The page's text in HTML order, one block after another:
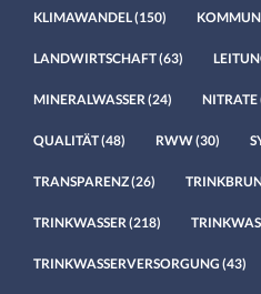
KLIMAWANDEL(150)
LANDWIRTSCHAFT(63)
MINERALWASSER (24) NITRATE
QUALITÄT(48) RWW(30)
TRANSPARENZ(26)
TRINKWASSER (218)
TRINKWASSERVERSORGUNG (43)